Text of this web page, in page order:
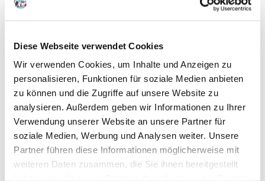
Diese Webseite verwendet Cookies
Wir verwenden Cookies, um Inhalte und Anzeigen zu
personalisieren, Funktionen für soziale Medien anbieten
zu können und die Zugriffe auf unsere Website zu
analysieren. Außerdem geben wir Informationen zu Ihrer
Verwendung unserer Website an unsere Partner für
soziale Medien, Werbung und Analysen weiter. Unsere
Partner führen diese Informationen möglicherweise mit
weiteren Daten zusammen, die Sie ihnen bereitgestellt
HILL'S Science Plan Canine Puppy Small & Mini
Produktbeschreibung
Kleiner Hund, große Liebe. HILL'S SCIENCE PLAN Small & Mini Puppy
Hundefutter mit Huhn ist eine Ernährung, die speziell auf die
Entwicklungsbedürfnisse von Welpen kleiner Rassen und Zwergrassen
abgestimmt ist, sodass sie den besten Start ins Leben erhalten und ihr
volles Potenzial ausschöpfen können. Speziell hergestellt mit unseren
kleinsten Pellets.
DHA aus Fischöl für eine gesunde Entwicklung des Gehirns und der